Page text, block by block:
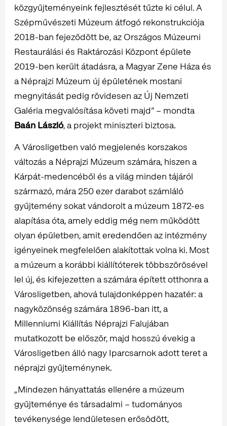
közgyűjteményeink fejlesztését tűzte ki célul. A
Szépművészeti Múzeum átfogó rekonstrukciója
2018-ban fejeződött be, az Országos Múzeumi
Restaurálási és Raktározási Központ épülete
2019-ben került átadásra, a Magyar Zene Háza és
a Néprajzi Múzeum új épületének mostani
megnyitását pedig rövidesen az Új Nemzeti
Galéria megvalósítása követi majd” – mondta
Baán László, a projekt miniszteri biztosa.
A Városligetben való megjelenés korszakos
változás a Néprajzi Múzeum számára, hiszen a
Kárpát-medencéből és a világ minden tájáról
származó, mára 250 ezer darabot számláló
gyűjtemény sokat vándorolt a múzeum 1872-es
alapítása óta, amely eddig még nem működött
olyan épületben, amit eredendően az intézmény
igényeinek megfelelően alakítottak volna ki. Most
a múzeum a korábbi kiállítóterek többszörösével
lel új, és kifejezetten a számára épített otthonra a
Városligetben, ahová tulajdonképpen hazatér: a
nagyközönség számára 1896-ban itt, a
Millenniumi Kiállítás Néprajzi Falujában
mutatkozott be először, majd hosszú évekig a
Városligetben álló nagy Iparcsarnok adott teret a
néprajzi gyűjteménynek.
„Mindezen hányattatás ellenére a múzeum
gyűjteménye és társadalmi – tudományos
tevékenysége lendületesen erősödött,